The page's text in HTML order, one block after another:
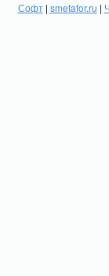
Софт| smetafor.ru |